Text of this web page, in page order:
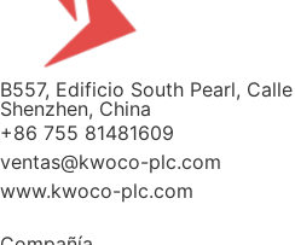
B557, Edificio South Pearl,
Shenzhen, China
+86 755 81481609
ventas@kwoco-plc.com
www.kwoco-plc.com